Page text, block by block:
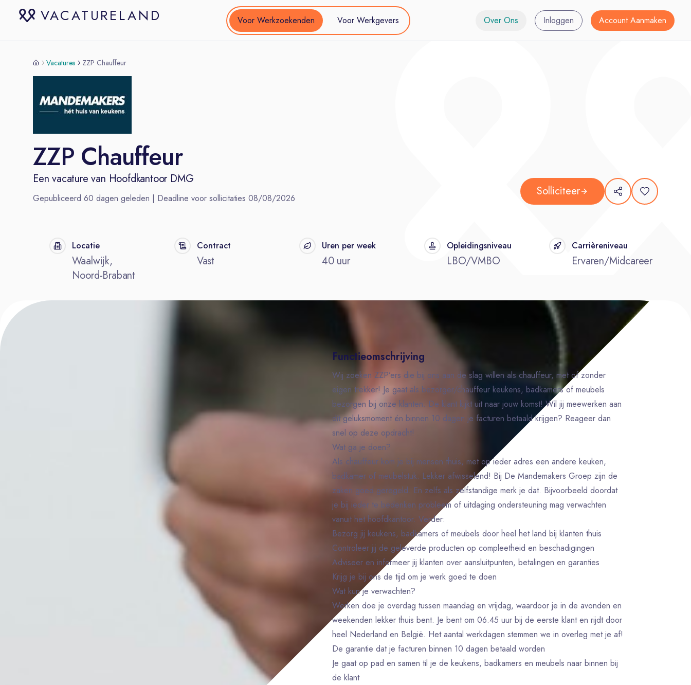
VACATURELAND Voor Werkzoekenden Voor Werkgevers Over Ons Inloggen Account Aanmaken
Vacatures ZZP Chauffeur
ZZP Chauffeur
Een vacature van Hoofdkantoor DMG
Gepubliceerd 60 dagen geleden | Deadline voor sollicitaties 08/08/2026 Solliciteer
Locatie
Waalwijk,
Noord-Brabant
Contract
Vast
Uren per week
40 uur
Opleidingsniveau
LBO/VMBO
Carrièreniveau
Ervaren/Midcareer
Functieomschrijving
Wij zoeken ZZP’ers die bij ons aan de slag willen als chauffeur, met of zonder
eigen trekker! Je gaat als bezorger/chauffeur keukens, badkamers of meubels
bezorgen bij onze klanten. De klant kijkt uit naar jouw komst! Wil jij meewerken aan
dit geluksmoment én binnen 10 dagen je facturen betaald krijgen? Reageer dan
snel op deze opdracht!
Wat ga je doen?
Als chauffeur kom je bij mensen thuis, met op ieder adres een andere keuken,
badkamer of meubelstuk. Lekker afwisselend! Bij De Mandemakers Groep zijn de
zaken goed geregeld. En zelfs als zelfstandige merk je dat. Bijvoorbeeld doordat
je bij ieder te bedenken probleem of uitdaging ondersteuning mag verwachten
vanuit het hoofdkantoor. Verder:
Bezorg jij keukens, badkamers of meubels door heel het land bij klanten thuis
Controleer jij de geleverde producten op compleetheid en beschadigingen
Adviseer en informeer jij klanten over aansluitpunten, betalingen en garanties
Krijg je bij ons de tijd om je werk goed te doen
Wat kun je verwachten?
Werken doe je overdag tussen maandag en vrijdag, waardoor je in de avonden en
weekenden lekker thuis bent. Je bent om 06.45 uur bij de eerste klant en rijdt door
heel Nederland en België. Het aantal werkdagen stemmen we in overleg met je af!
De garantie dat je facturen binnen 10 dagen betaald worden
Je gaat op pad en samen til je de keukens, badkamers en meubels naar binnen bij
de klant